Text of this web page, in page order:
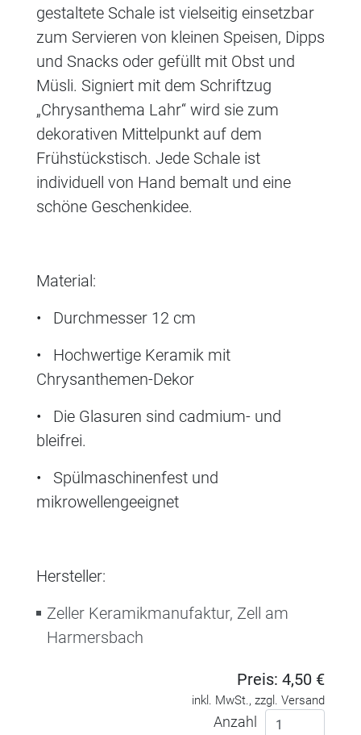
gestaltete Schale ist vielseitig einsetzbar
zum Servieren von kleinen Speisen, Dipps
und Snacks oder gefüllt mit Obst und
Müsli. Signiert mit dem Schriftzug
„Chrysanthema Lahr“ wird sie zum
dekorativen Mittelpunkt auf dem
Frühstückstisch. Jede Schale ist
individuell von Hand bemalt und eine
schöne Geschenkidee.
Material:
• Durchmesser 12 cm
• Hochwertige Keramik mit
Chrysanthemen-Dekor
• Die Glasuren sind cadmium- und
bleifrei.
• Spülmaschinenfest und
mikrowellengeeignet
Hersteller:
Zeller Keramikmanufaktur, Zell am
Harmersbach
Preis: 4,50 €
inkl. MwSt., zzgl. Versand
Anzahl